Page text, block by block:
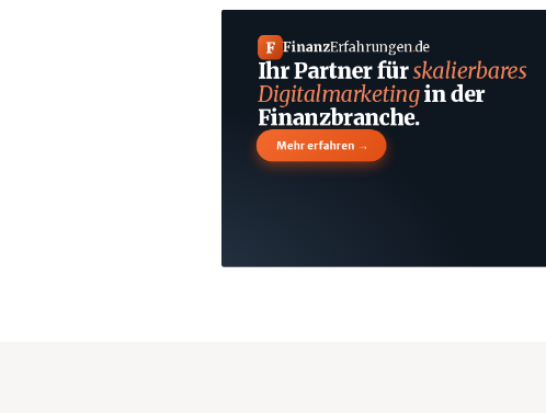
F FinanzErfahrungen.de
Ihr Partner fürskalierbares
Digitalmarketingin der
Finanzbranche.
Mehr erfahren →